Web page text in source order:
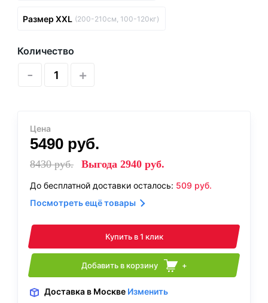
Размер XXL (200-210см, 100-120кг)
Количество
- +
Цена
5490 руб.
8430руб. Выгода 2940 руб.
До бесплатной доставки осталось: 509 руб.
Посмотреть ещё товары
Купить в 1 клик
Добавить в корзину +
Доставка в Москве Изменить